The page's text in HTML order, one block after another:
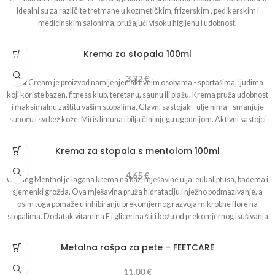
Idealni su za različite tretmane u kozmetičkim, frizerskim , pedikerskim i
medicinskim salonima, pružajući visoku higijenu i udobnost.
Krema za stopala 100ml
3,32€
Foot Cream je proizvod namijenjen aktivnim osobama - sportašima, ljudima
koji koriste bazen, fitness klub, teretanu, saunu ili plažu. Krema pruža udobnost
i maksimalnu zaštitu vašim stopalima. Glavni sastojak - ulje nima - smanjuje
suhoću i svrbež kože. Miris limuna i bilja čini njegu ugodnijom. Aktivni sastojci
ulje kadulje - osvježava kožu, smiruje iritacije i ima umirujuća svojstva;
Upute za uporabu: Nanesite tanki sloj kreme na temeljito očišćenu i suhu kožu.
Redovito koristite svaki dan mjesec dana. Nakon tog razdoblja preporučuje se
korištenje jednom tjedno, prije i nakon posjeta bazenu i sl.
Krema za stopala s mentolom 100ml
4,65€
Cooling Menthol je lagana krema na bazi mješavine ulja: eukaliptusa, badema i
sjemenki grožđa. Ova mješavina pruža hidrataciju i nježno podmazivanje, a
osim toga pomaže u inhibiranju prekomjernog razvoja mikrobne flore na
stopalima. Dodatak vitamina E i glicerina štiti kožu od prekomjernog isušivanja
toga je krema idealna za ljude koji se bave sportom, koji vole duga putovanja ili
rade u stojećem položaju. Ova krema ima laganu formulu koja se brzo upija,
Metalna rašpa za pete – FEETCARE
11,00€